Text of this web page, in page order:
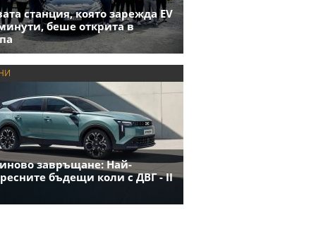
станция, която зарежда EV
беше открита в
завръщане: Най-
бъдещи коли с ДВГ - II